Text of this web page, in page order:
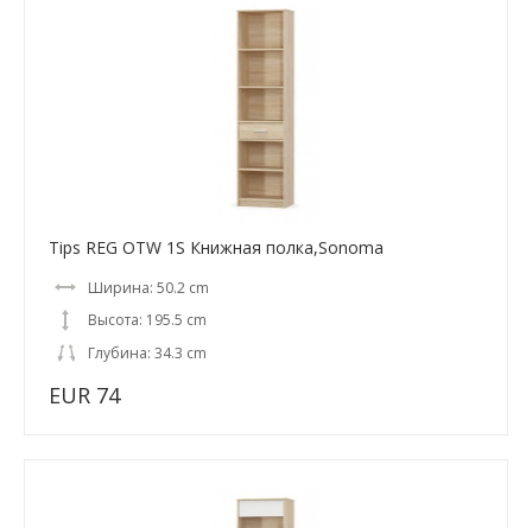
Tips REG OTW 1S Книжная полка,Sonoma
Ширина: 50.2 cm
Высота: 195.5 cm
Глубина: 34.3 cm
EUR 74